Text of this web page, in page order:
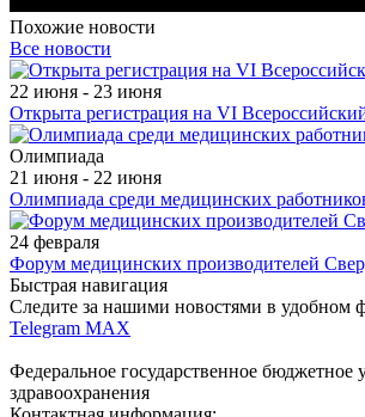
Похожие новости
Все новости
22 июня - 23 июня
Открыта регистрация на VI
Олимпиада
21 июня - 22 июня
Олимпиада среди медицинских
24 февраля
Форум медицинских производителей
Быстрая навигация
Следите за нашими новостями в удобном
Telegram MAX
Федеральное государственное
здравоохранения